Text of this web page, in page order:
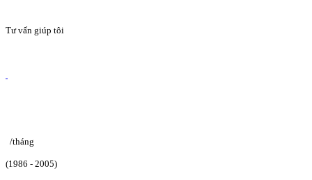
Tư vấn giúp tôi
/tháng
(1986 - 2005)